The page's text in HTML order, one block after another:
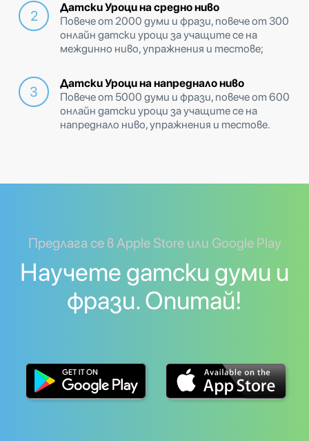
Датски Уроци на средно ниво
Повече от 2000 думи и фрази, повече от 300
онлайн датски уроци за учащите се на
междинно ниво, упражнения и тестове;
Датски Уроци на напреднало ниво
Повече от 5000 думи и фрази, повече от 600
онлайн датски уроци за учащите се на
напреднало ниво, упражнения и тестове.
Предлага се в Apple Store или Google Play
Научете датски думи и
фрази. Опитай!